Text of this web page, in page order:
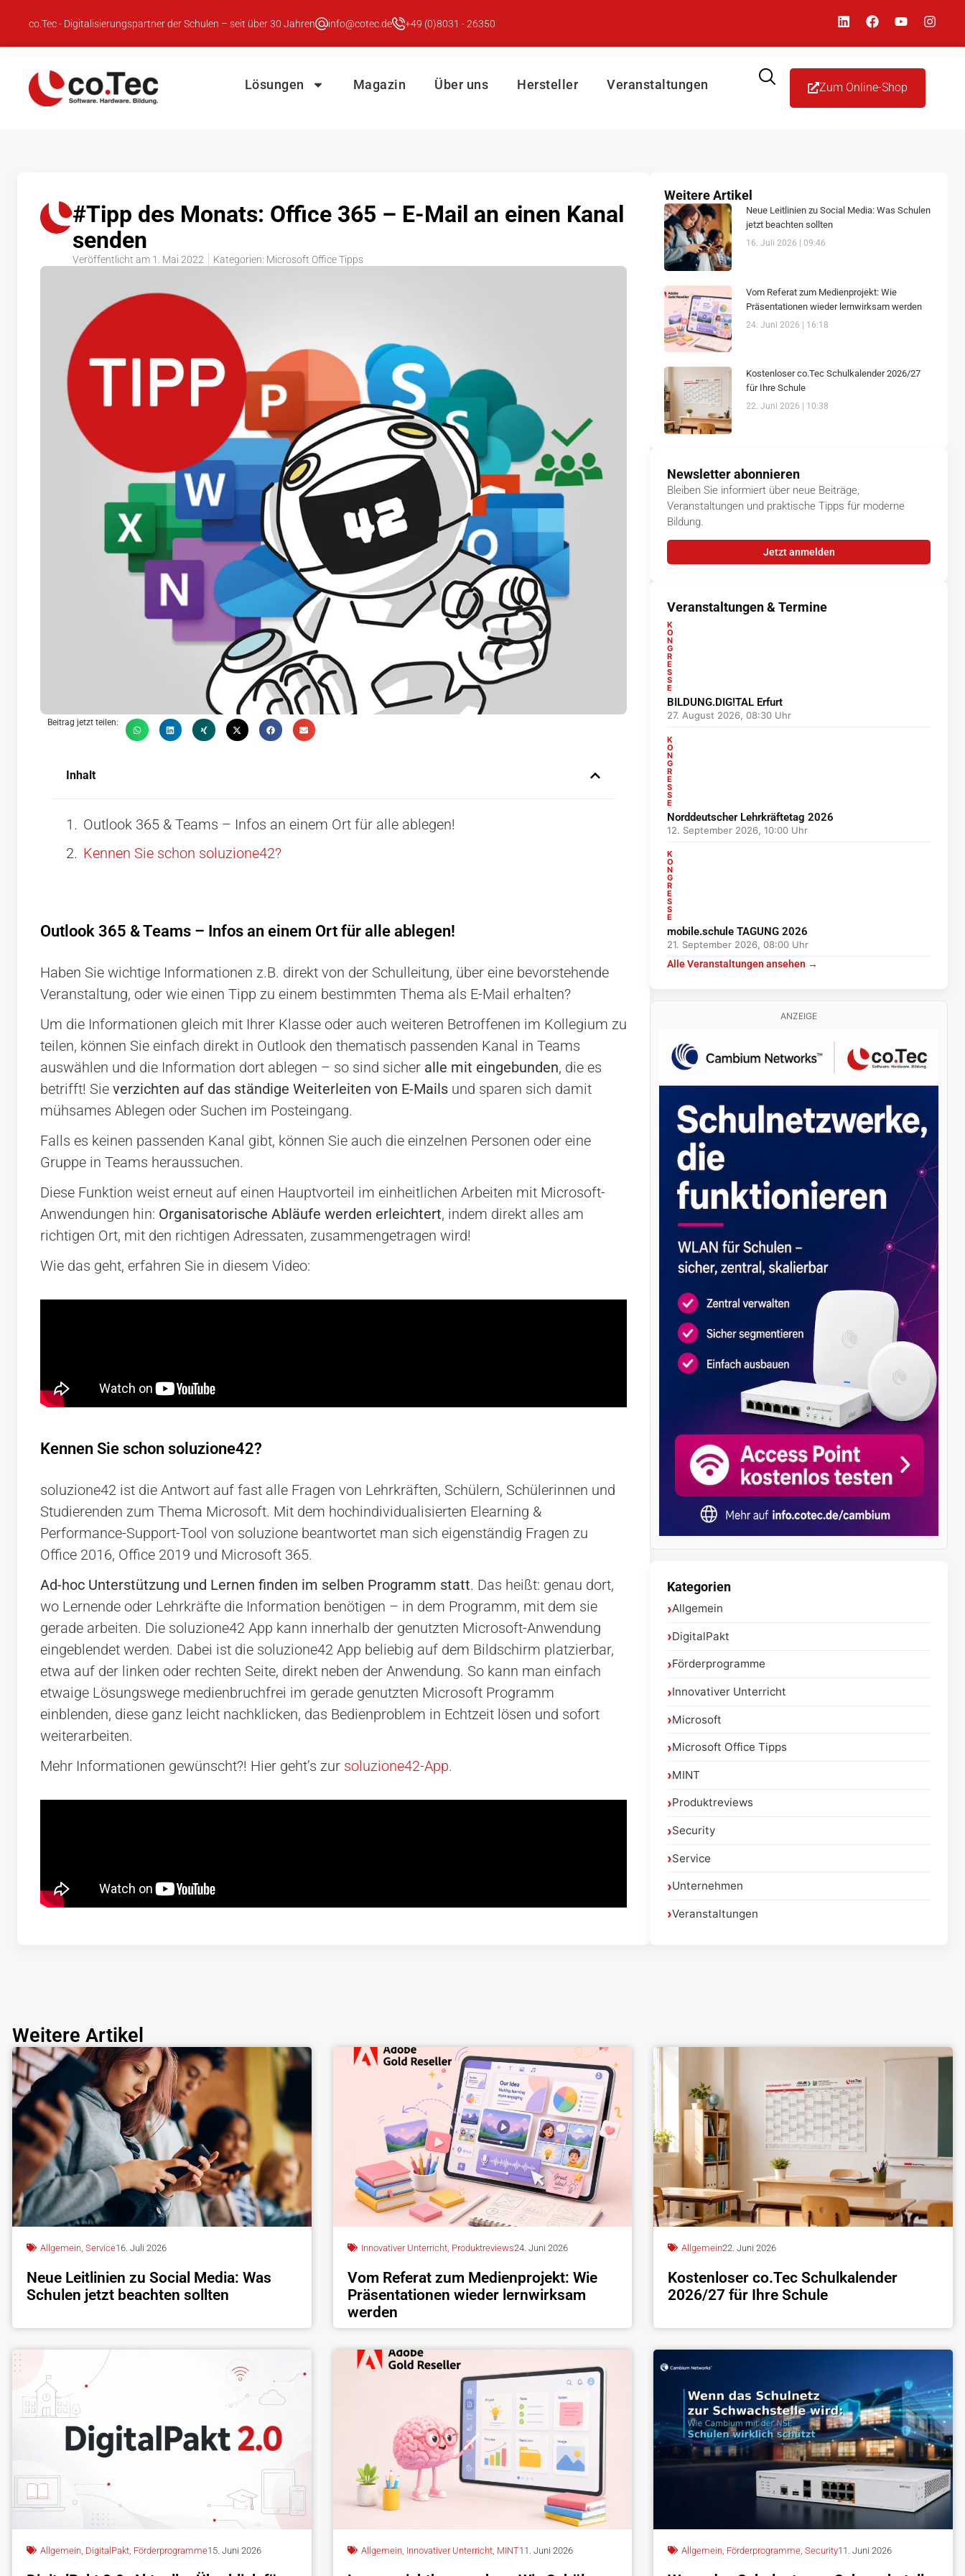
co.Tec - Digitalisierungspartner der Schulen – seit über 30 Jahren info@cotec.de +49 (0)8031 - 26350
Lösungen Magazin Über uns Hersteller Veranstaltungen Zum Online-Shop
#Tipp des Monats: Office 365 – E-Mail an einen Kanal
senden
Veröffentlicht am 1. Mai 2022 Kategorien: Microsoft Office Tipps
Beitrag jetzt teilen:
Inhalt
Outlook 365 & Teams – Infos an einem Ort für alle ablegen!
Kennen Sie schon soluzione42?
Outlook 365 & Teams – Infos an einem Ort für alle ablegen!
Haben Sie wichtige Informationen z.B. direkt von der Schulleitung, über eine bevorstehende
Veranstaltung, oder wie einen Tipp zu einem bestimmten Thema als E-Mail erhalten?
Um die Informationen gleich mit Ihrer Klasse oder auch weiteren Betroffenen im Kollegium zu
teilen, können Sie einfach direkt in Outlook den thematisch passenden Kanal in Teams
auswählen und die Information dort ablegen – so sind sicher alle mit eingebunden, die es
betrifft! Sie verzichten auf das ständige Weiterleiten von E-Mails und sparen sich damit
mühsames Ablegen oder Suchen im Posteingang.
Falls es keinen passenden Kanal gibt, können Sie auch die einzelnen Personen oder eine
Gruppe in Teams heraussuchen.
Diese Funktion weist erneut auf einen Hauptvorteil im einheitlichen Arbeiten mit Microsoft-
Anwendungen hin: Organisatorische Abläufe werden erleichtert, indem direkt alles am
richtigen Ort, mit den richtigen Adressaten, zusammengetragen wird!
Wie das geht, erfahren Sie in diesem Video:
Kennen Sie schon soluzione42?
soluzione42 ist die Antwort auf fast alle Fragen von Lehrkräften, Schülern, Schülerinnen und
Studierenden zum Thema Microsoft. Mit dem hochindividualisierten Elearning &
Performance-Support-Tool von soluzione beantwortet man sich eigenständig Fragen zu
Office 2016, Office 2019 und Microsoft 365.
Ad-hoc Unterstützung und Lernen finden im selben Programm statt. Das heißt: genau dort,
wo Lernende oder Lehrkräfte die Information benötigen – in dem Programm, mit dem sie
gerade arbeiten. Die soluzione42 App kann innerhalb der genutzten Microsoft-Anwendung
eingeblendet werden. Dabei ist die soluzione42 App beliebig auf dem Bildschirm platzierbar,
etwa auf der linken oder rechten Seite, direkt neben der Anwendung. So kann man einfach
etwaige Lösungswege medienbruchfrei im gerade genutzten Microsoft Programm
einblenden, diese ganz leicht nachklicken, das Bedienproblem in Echtzeit lösen und sofort
weiterarbeiten.
Mehr Informationen gewünscht?! Hier geht’s zur soluzione42-App.
Weitere Artikel
Neue Leitlinien zu Social Media: Was Schulen
jetzt beachten sollten
16. Juli 2026 09:46
Vom Referat zum Medienprojekt: Wie
Präsentationen wieder lernwirksam werden
24. Juni 2026 16:18
Kostenloser co.Tec Schulkalender 2026/27
für Ihre Schule
22. Juni 2026 10:38
Newsletter abonnieren
Bleiben Sie informiert über neue Beiträge,
Veranstaltungen und praktische Tipps für moderne
Bildung.
Jetzt anmelden
Veranstaltungen & Termine
K
O
N
G
R
E
S
S
E
BILDUNG.DIG!TAL Erfurt
27. August 2026, 08:30 Uhr
K
O
N
G
R
E
S
S
E
Norddeutscher Lehrkräftetag 2026
12. September 2026, 10:00 Uhr
K
O
N
G
R
E
S
S
E
mobile.schule TAGUNG 2026
21. September 2026, 08:00 Uhr
Alle Veranstaltungen ansehen →
ANZEIGE
Kategorien
Allgemein
DigitalPakt
Förderprogramme
Innovativer Unterricht
Microsoft
Microsoft Office Tipps
MINT
Produktreviews
Security
Service
Unternehmen
Veranstaltungen
Weitere Artikel
Allgemein Service16. Juli 2026
Neue Leitlinien zu Social Media: Was
Schulen jetzt beachten sollten
Innovativer Unterricht, Produktreviews24. Juni 2026
Vom Referat zum Medienprojekt: Wie
Präsentationen wieder lernwirksam
werden
Allgemein22. Juni 2026
Kostenloser co.Tec Schulkalender
2026/27 für Ihre Schule
Allgemein DigitalPakt Förderprogramme15. Juni 2026 Allgemein, Innovativer Unterricht, MINT11. Juni 2026 Allgemein Förderprogramme ,Security11. Juni 2026